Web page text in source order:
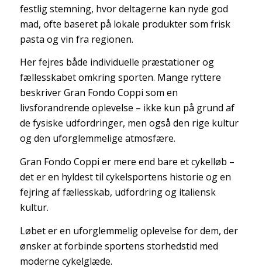
festlig stemning, hvor deltagerne kan nyde god
mad, ofte baseret på lokale produkter som frisk
pasta og vin fra regionen.
Her fejres både individuelle præstationer og
fællesskabet omkring sporten. Mange ryttere
beskriver Gran Fondo Coppi som en
livsforandrende oplevelse – ikke kun på grund af
de fysiske udfordringer, men også den rige kultur
og den uforglemmelige atmosfære.
Gran Fondo Coppi er mere end bare et cykelløb –
det er en hyldest til cykelsportens historie og en
fejring af fællesskab, udfordring og italiensk
kultur.
Løbet er en uforglemmelig oplevelse for dem, der
ønsker at forbinde sportens storhedstid med
moderne cykelglæde.